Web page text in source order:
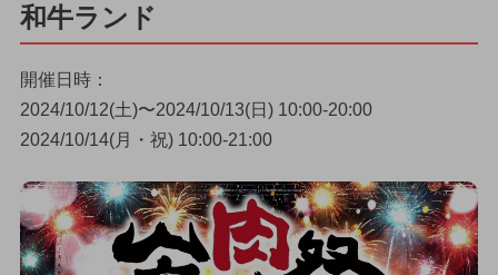
和牛ランド
開催日時：
2024/10/12(土)〜2024/10/13(日) 10:00-20:00
2024/10/14(月・祝) 10:00-21:00